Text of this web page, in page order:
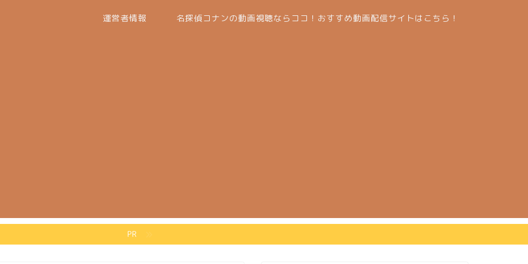
運営者情報 名探偵コナンの動画視聴ならココ！おすすめ動画配信サイトはこちら！
PR